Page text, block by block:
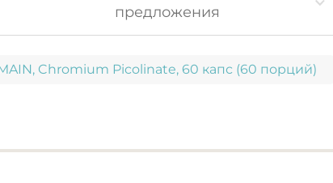
предложения
Chromium Picolinate, 60 капс (60 порций)